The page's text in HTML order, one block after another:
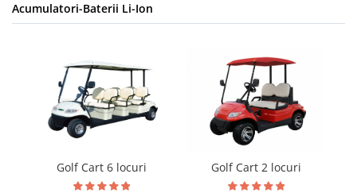
Acumulatori-Baterii Li-Ion
Golf Cart 6 locuri Golf Cart 2 locuri